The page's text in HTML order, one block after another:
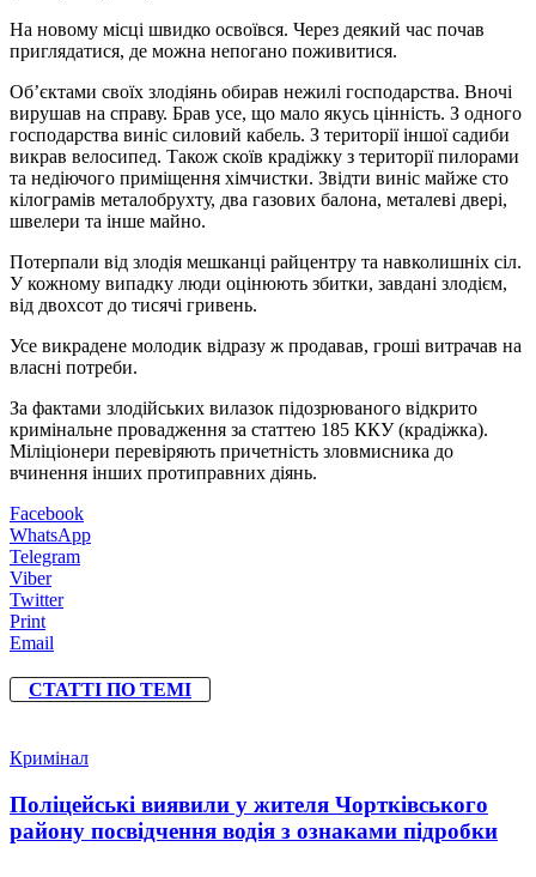
На новому місці швидко освоївся. Через деякий час почав
приглядатися, де можна непогано поживитися.
Об’єктами своїх злодіянь обирав нежилі господарства. Вночі
вирушав на справу. Брав усе, що мало якусь цінність. З одного
господарства виніс силовий кабель. З території іншої садиби
викрав велосипед. Також скоїв крадіжку з території пилорами
та недіючого приміщення хімчистки. Звідти виніс майже сто
кілограмів металобрухту, два газових балона, металеві двері,
швелери та інше майно.
Потерпали від злодія мешканці райцентру та навколишніх сіл.
У кожному випадку люди оцінюють збитки, завдані злодієм,
від двохсот до тисячі гривень.
Усе викрадене молодик відразу ж продавав, гроші витрачав на
власні потреби.
За фактами злодійських вилазок підозрюваного відкрито
кримінальне провадження за статтею 185 ККУ (крадіжка).
Міліціонери перевіряють причетність зловмисника до
вчинення інших протиправних діянь.
Facebook
WhatsApp
Telegram
Viber
Twitter
Print
Email
СТАТТІ ПО ТЕМІ
Кримінал
Поліцейські виявили у жителя Чортківського
району посвідчення водія з ознаками підробки